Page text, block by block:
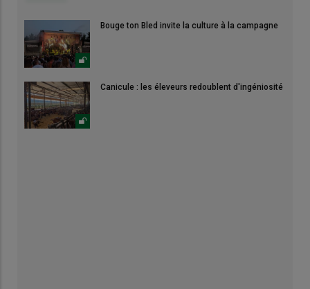
Bouge ton Bled invite la culture à la campagne
Canicule : les éleveurs redoublent d'ingéniosité